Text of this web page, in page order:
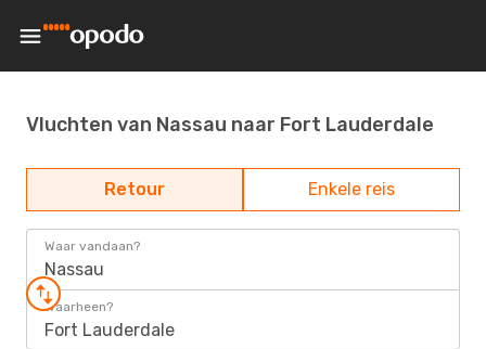
Vluchten van Nassau naar Fort Lauderdale
Retour Enkele reis
Waar vandaan?
Nassau
Waarheen?
Fort Lauderdale